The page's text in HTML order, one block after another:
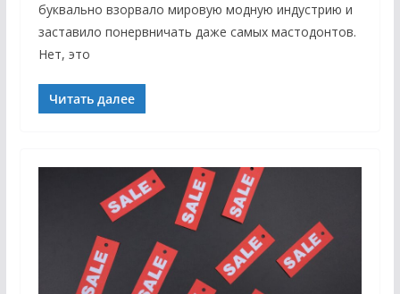
буквально взорвало мировую модную индустрию и
заставило понервничать даже самых мастодонтов.
Нет, это
Читать далее